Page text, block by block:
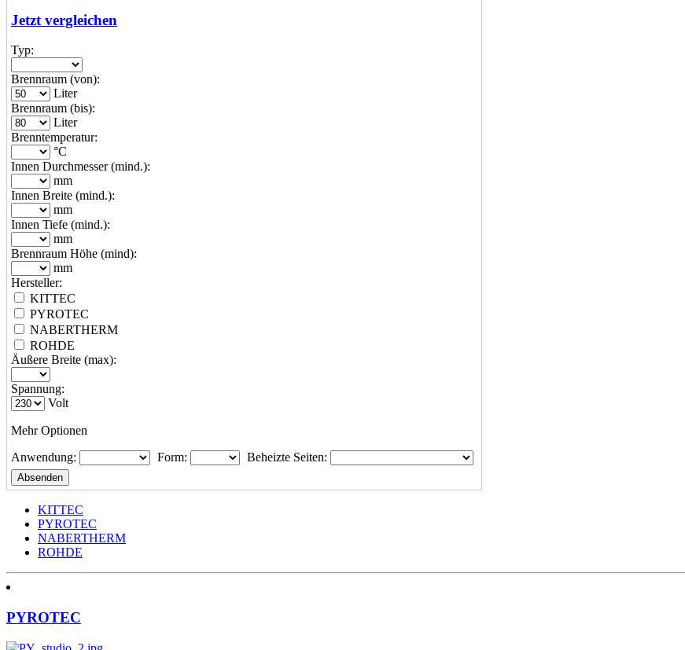
Jetzt vergleichen
Typ:
Brennraum (von):
Liter
Brennraum (bis):
Liter
Brenntemperatur:
°C
Innen Durchmesser (mind.):
mm
Innen Breite (mind.):
mm
Innen Tiefe (mind.):
mm
Brennraum Höhe (mind):
mm
Hersteller:
KITTEC
PYROTEC
NABERTHERM
ROHDE
Äußere Breite (max):
Spannung:
Volt
Mehr Optionen
Anwendung:
Form: Beheizte Seiten:
KITTEC
PYROTEC
NABERTHERM
ROHDE
PYROTEC